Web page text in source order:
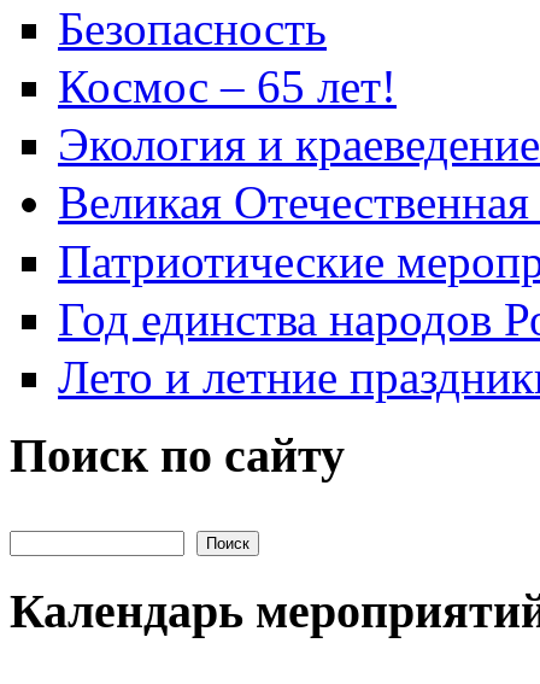
Безопасность
Космос – 65 лет!
Экология и краеведение
Великая
Патриотические
Год единства народов
Лето и летние
Поиск по сайту
Календарь